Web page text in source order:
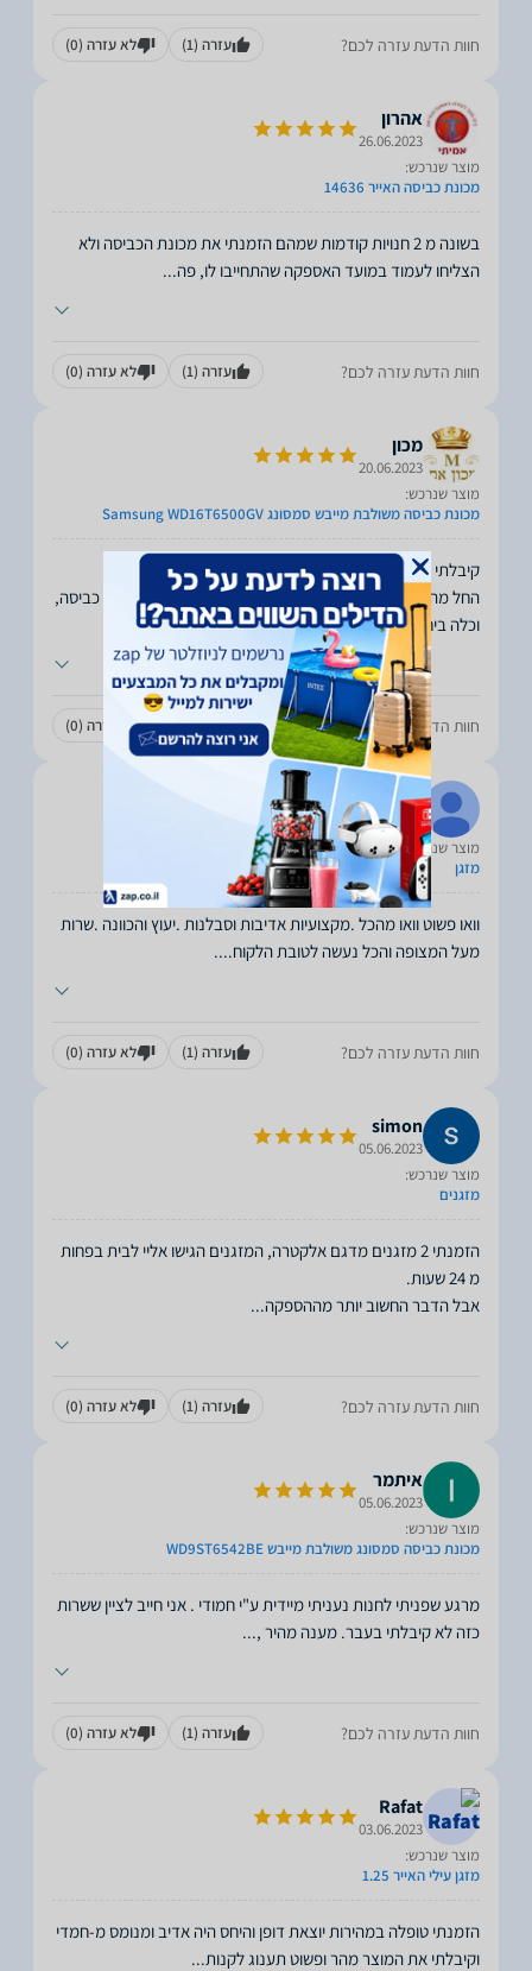
חוות הדעת עזרה לכם? עזרה (1) לא עזרה (0)
אהרון
26.06.2023
מוצר שנרכש:
מכונת כביסה האייר 14636
בשונה מ 2 חנויות קודמות שמהם הזמנתי את מכונת הכביסה ולא
הצליחו לעמוד במועד האספקה שהתחייבו לו, פה...
חוות הדעת עזרה לכם? עזרה (1) לא עזרה (0)
מכון
20.06.2023
מוצר שנרכש:
מכונת כביסה משולבת מייבש סמסונג Samsung WD16T6500GV
וכלה ביחס שירותי...
חוות הדעת עזרה לכם? עזרה(1) לא עזרה (0)
angie131266
13.06.2023
מוצר שנרכש:
מזגן
וואו פשוט וואו מהכל .מקצועיות אדיבות וסבלנות .יעוץ והכוונה .שרות
מעל המצופה והכל נעשה לטובת הלקוח....
חוות הדעת עזרה לכם? עזרה (1) לא עזרה (0)
simon
05.06.2023
מוצר שנרכש:
מזגנים
הזמנתי 2 מזגנים מדגם אלקטרה, המזגנים הגישו אליי לבית בפחות
אבל הדבר החשוב יותר מההספקה...
חוות הדעת עזרה לכם? עזרה (1) לא עזרה (0)
איתמר
05.06.2023
מוצר שנרכש:
מכונת כביסה סמסונג משולבת מייבש WD9ST6542BE
מרגע שפניתי לחנות נעניתי מיידית ע"י חמודי . אני חייב לציין ששרות
כזה לא קיבלתי בעבר. מענה מהיר ,...
חוות הדעת עזרה לכם? עזרה (1) לא עזרה (0)
Rafat
03.06.2023
מוצר שנרכש:
מזגן עילי האייר 1.25
הזמנתי טופלה במהירות יוצאת דופן והיחס היה אדיב ומנומס מ-חמדי
וקיבלתי את המוצר מהר ופשוט תענוג לקנות...